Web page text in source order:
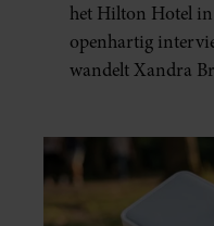
het Hilton Hotel
openhartig
wandelt Xandra
Leidsedwarsstraat
herinneringen op.
samen en werd